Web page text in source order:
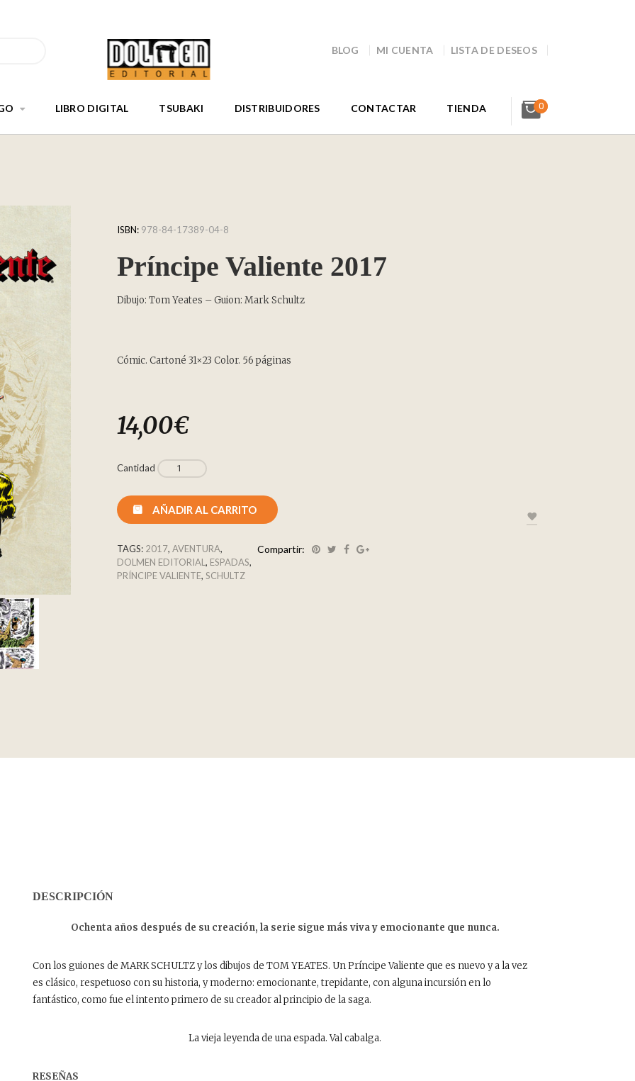
BLOG MI CUENTA LISTA DE DESEOS
LIBRO DIGITAL TSUBAKI DISTRIBUIDORES CONTACTAR TIENDA 0
ISBN: 978-84-17389-04-8
Príncipe Valiente 2017
Dibujo: Tom Yeates – Guion: Mark Schultz
Cómic. Cartoné 31×23 Color. 56 páginas
14,00€
Cantidad
AÑADIR AL CARRITO
TAGS: 2017, AVENTURA,
DOLMEN EDITORIAL , ESPADAS,
PRÍNCIPE VALIENTE, SCHULTZ
Compartir:
DESCRIPCIÓN
Ochenta años después de su creación, la serie sigue más viva y emocionante que nunca.
Con los guiones de MARK SCHULTZ y los dibujos de TOM YEATES. Un Príncipe Valiente que es nuevo y a la vez
es clásico, respetuoso con su historia, y moderno: emocionante, trepidante, con alguna incursión en lo
fantástico, como fue el intento primero de su creador al principio de la saga.
La vieja leyenda de una espada. Val cabalga.
RESEÑAS